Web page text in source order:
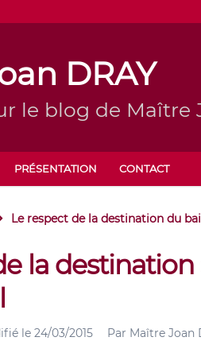
DRAY
le blog de Maître
PRÉSENTATION CONTACT
Le respect de la destination du
la destination
le 24/03/2015 Par Maître Joan